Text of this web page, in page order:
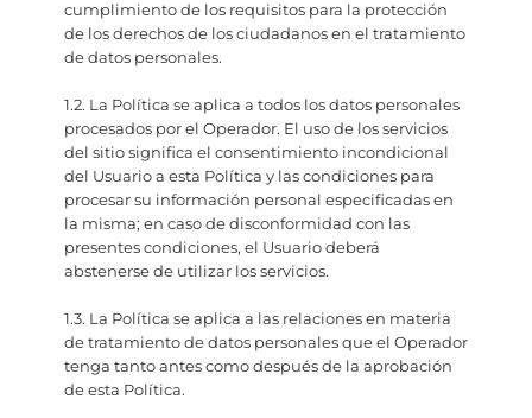
cumplimiento de los requisitos para la protección
de los derechos de los ciudadanos en el tratamiento
de datos personales.
1.2. La Política se aplica a todos los datos personales
procesados por el Operador. El uso de los servicios
del sitio significa el consentimiento incondicional
del Usuario a esta Política y las condiciones para
procesar su información personal especificadas en
la misma; en caso de disconformidad con las
presentes condiciones, el Usuario deberá
abstenerse de utilizar los servicios.
1.3. La Política se aplica a las relaciones en materia
de tratamiento de datos personales que el Operador
tenga tanto antes como después de la aprobación
de esta Política.